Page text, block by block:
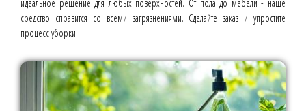
идеальное решение для любых поверхностей. От пола до мебели - наше
средство справится со всеми загрязнениями. Сделайте заказ и упростите
процесс уборки!